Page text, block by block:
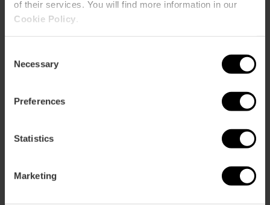
of their services. You will find more information in our
Cookie Policy
Selection
Necessary
Preferences
Statistics
Marketing
Ansichts Karte
Richtungen